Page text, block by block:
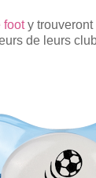
footy trouveront
de leurs